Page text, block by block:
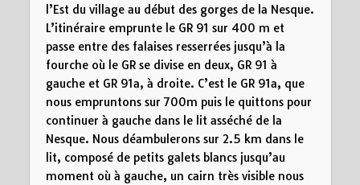
l’Est du village au début des gorges de la Nesque.
L’itinéraire emprunte le GR 91 sur 400 m et
passe entre des falaises resserrées jusqu’à la
fourche où le GR se divise en deux, GR 91 à
gauche et GR 91a, à droite. C’est le GR 91a, que
nous empruntons sur 700m puis le quittons pour
continuer à gauche dans le lit asséché de la
Nesque. Nous déambulerons sur 2.5 km dans le
lit, composé de petits galets blancs jusqu’au
moment où à gauche, un cairn très visible nous